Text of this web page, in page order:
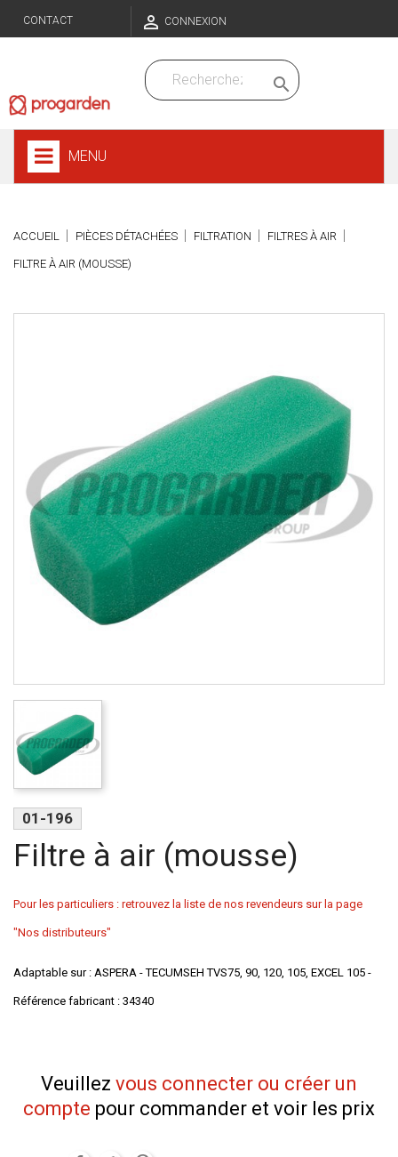
CONTACT  CONNEXION

MENU
ACCUEIL PIÈCES DÉTACHÉES FILTRATION FILTRES À AIR
FILTRE À AIR (MOUSSE)
01-196
Filtre à air (mousse)
Pour les particuliers : retrouvez la liste de nos revendeurs sur la page
"Nos distributeurs"
Adaptable sur : ASPERA - TECUMSEH TVS75, 90, 120, 105, EXCEL 105 -
Référence fabricant : 34340
Veuillez vous connecter ou créer un
compte pour commander et voir les prix